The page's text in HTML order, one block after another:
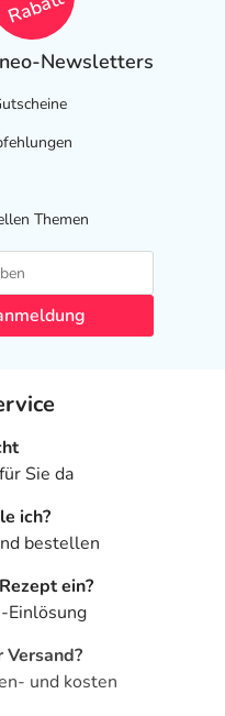
kann höher sein,
bei einer
können auftreten?
der Erinnerung
Newsletters
Themen
Sie da
ich?
bestellen
ein?
Einlösung
und kosten